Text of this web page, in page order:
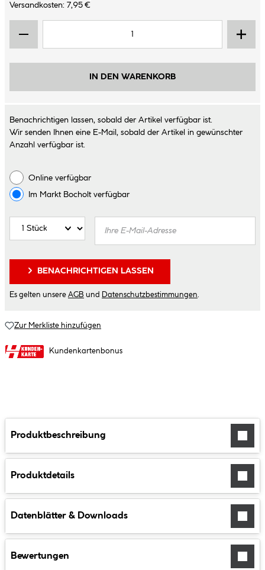
Versandkosten: 7,95 €
IN DEN WARENKORB
Benachrichtigen lassen, sobald der Artikel verfügbar ist.
Wir senden Ihnen eine E-Mail, sobald der Artikel in gewünschter
Anzahl verfügbar ist.
Online verfügbar
Im Markt Bocholtverfügbar
BENACHRICHTIGEN LASSEN
Es gelten unsere AGB und Datenschutzbestimmungen
Zur Merkliste hinzufügen
Kundenkartenbonus
Produktbeschreibung
Produktdetails
Datenblätter & Downloads
Bewertungen